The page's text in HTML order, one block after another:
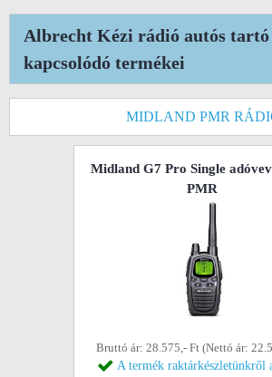
Albrecht Kézi rádió autós tartó
kapcsolódó termékei
MIDLAND PMR
Midland G7 Pro Single
PMR
Bruttó ár: 28.575,- Ft (Nettó ár:
A termék raktárkészletünkről